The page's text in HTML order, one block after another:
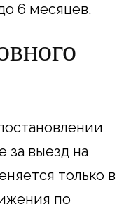
6 месяцев.
за выезд на
только в
по